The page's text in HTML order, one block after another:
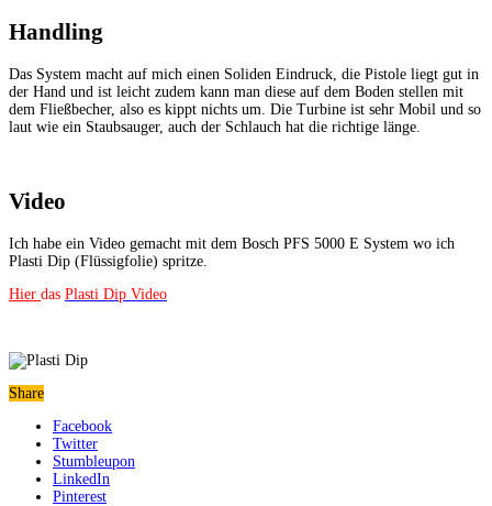
Handling
Das System macht auf mich einen Soliden Eindruck, die Pistole liegt gut in
der Hand und ist leicht zudem kann man diese auf dem Boden stellen mit
dem Fließbecher, also es kippt nichts um. Die Turbine ist sehr Mobil und so
laut wie ein Staubsauger, auch der Schlauch hat die richtige länge.
Video
Ich habe ein Video gemacht mit dem Bosch PFS 5000 E System wo ich
Plasti Dip (Flüssigfolie) spritze.
Hier das Plasti Dip Video
Share
Facebook
Twitter
Stumbleupon
LinkedIn
Pinterest